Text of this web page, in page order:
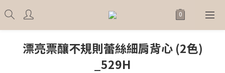
漂亮票釀不規則蕾絲細肩背心 (2色)
_529H